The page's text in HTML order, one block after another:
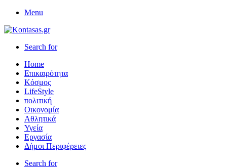
Menu
Search for
Home
Επικαιρότητα
Κόσμος
LifeStyle
πολιτική
Οικονομία
Αθλητικά
Υγεία
Εργασία
Δήμοι Περιφέρειες
Search for